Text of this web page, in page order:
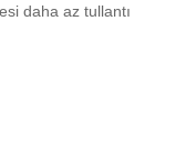
daha az tullantı